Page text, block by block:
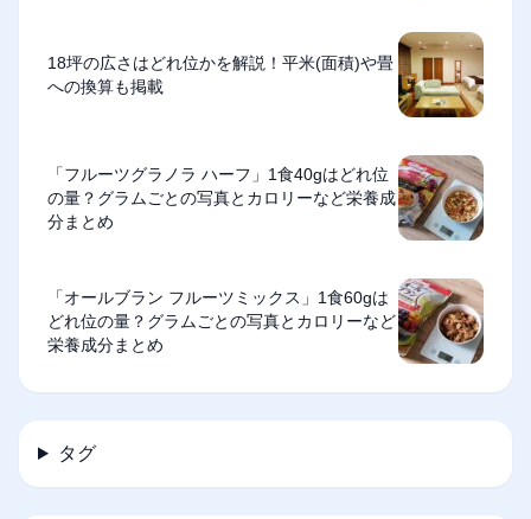
18坪の広さはどれ位かを解説！平米(面積)や畳
への換算も掲載
「フルーツグラノラ ハーフ」1食40gはどれ位
の量？グラムごとの写真とカロリーなど栄養成
分まとめ
「オールブラン フルーツミックス」1食60gは
どれ位の量？グラムごとの写真とカロリーなど
栄養成分まとめ
タグ